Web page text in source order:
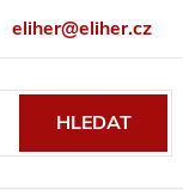
eliher@eliher.cz
řád Specialista na
HLEDAT